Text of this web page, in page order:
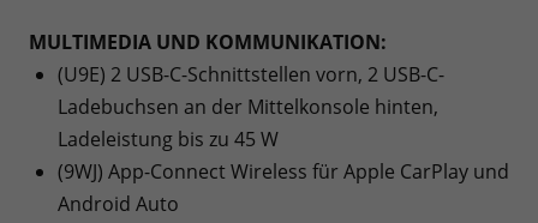
MULTIMEDIA UND KOMMUNIKATION:
(U9E) 2 USB-C-Schnittstellen vorn, 2 USB-C-
Ladebuchsen an der Mittelkonsole hinten,
Ladeleistung bis zu 45 W
(9WJ) App-Connect Wireless für Apple CarPlay und
Android Auto